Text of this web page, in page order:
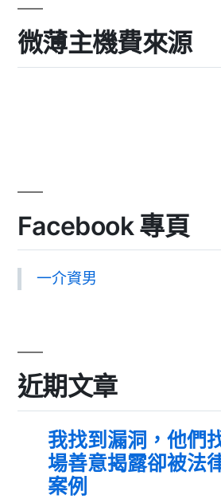
微薄主機費來源
Facebook 專頁
一介資男
近期文章
我找到漏洞，他們
場善意揭露卻被法
案例